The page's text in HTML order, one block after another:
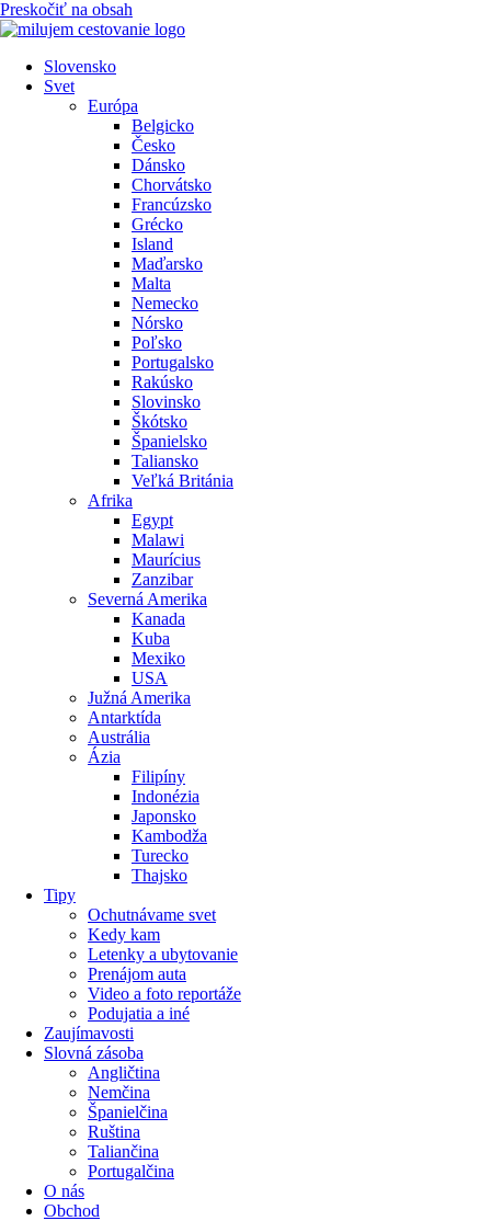
Preskočiť na obsah
Slovensko
Svet
Európa
Belgicko
Česko
Dánsko
Chorvátsko
Francúzsko
Grécko
Island
Maďarsko
Malta
Nemecko
Nórsko
Poľsko
Portugalsko
Rakúsko
Slovinsko
Škótsko
Španielsko
Taliansko
Veľká Británia
Afrika
Egypt
Malawi
Maurícius
Zanzibar
Severná Amerika
Kanada
Kuba
Mexiko
USA
Južná Amerika
Antarktída
Austrália
Ázia
Filipíny
Indonézia
Japonsko
Kambodža
Turecko
Thajsko
Tipy
Ochutnávame svet
Kedy kam
Letenky a ubytovanie
Prenájom auta
Video a foto reportáže
Podujatia a iné
Zaujímavosti
Slovná zásoba
Angličtina
Nemčina
Španielčina
Ruština
Taliančina
Portugalčina
O nás
Obchod